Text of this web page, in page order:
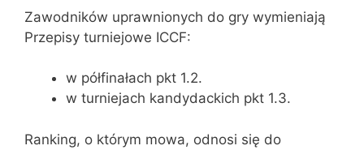
Zawodników uprawnionych do gry wymieniają
Przepisy turniejowe ICCF:
w półfinałach pkt 1.2.
w turniejach kandydackich pkt 1.3.
Ranking, o którym mowa, odnosi się do